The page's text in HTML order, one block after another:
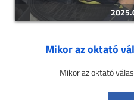
Mikor az oktató
Mikor az oktató